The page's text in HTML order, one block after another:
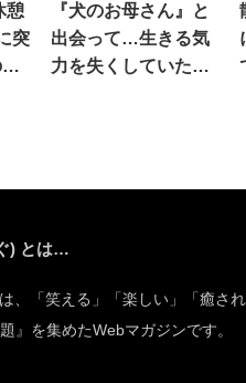
憩
突
『犬のお母さん』と
出会って…生きる気
力を失くしていた子
) とは…
、「笑える」「楽しい」「癒さ
』を集めたWebマガジンです。